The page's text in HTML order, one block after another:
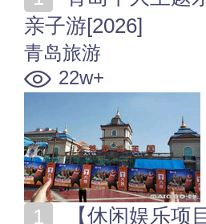
亲子游[2026]
青岛旅游
22w+